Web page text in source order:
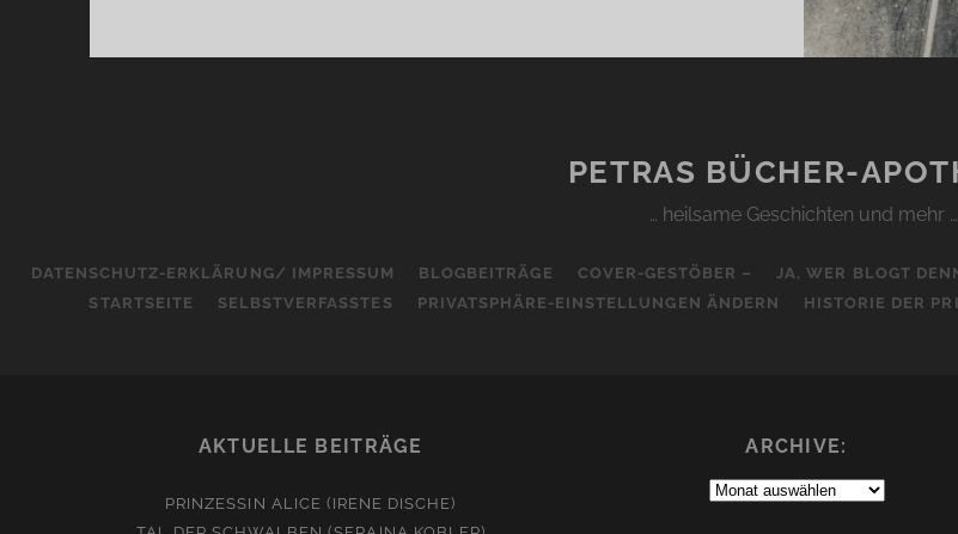
PETRAS BÜCHER-
… heilsame Geschichten und mehr …
DATENSCHUTZ-ERKLÄRUNG/ IMPRESSUM BLOGBEITRÄGE COVER-GESTÖBER – JA, WER BLOGT
STARTSEITE
SELBSTVERFASSTES PRIVATSPHÄRE-EINSTELLUNGEN ÄNDERN HISTORIE DER
AKTUELLE BEITRÄGE
PRINZESSIN ALICE (IRENE DISCHE)
ARCHIVE:
Archive: